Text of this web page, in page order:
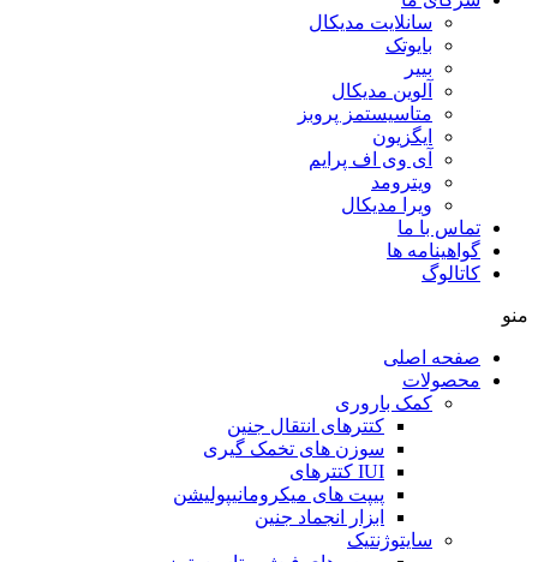
سانلایت مدیکال
بایوتک
بییر
آلوین مدیکال
متاسیستمز پروبز
ایگزیون
آی وی اف پرایم
ویترومد
ویرا مدیکال
تماس با ما
گواهینامه ها
کاتالوگ
منو
صفحه اصلی
محصولات
کمک باروری
کتترهای انتقال جنین
سوزن های تخمک گیری
IUI کتترهای
پیپت های میکرومانیپولیشن
ابزار انجماد جنین
سایتوژنتیک